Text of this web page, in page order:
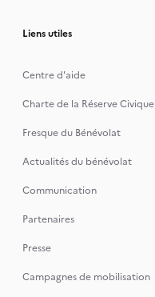
Liens utiles
Centre d'aide
Charte de la Réserve Civique
Fresque du Bénévolat
Actualités du bénévolat
Communication
Partenaires
Presse
Campagnes de mobilisation